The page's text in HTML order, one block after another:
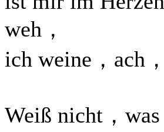
weh，
ich weine，ach
Weiß nicht，